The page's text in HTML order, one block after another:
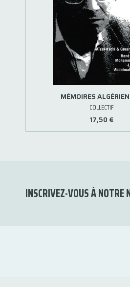
MÉMOIRES
COLLECTIF
17,50 €
INSCRIVEZ-VOUS À NOTRE